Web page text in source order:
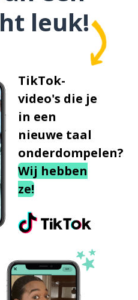
leuk!
TikTok-
video's die je
in een
nieuwe taal
onderdompelen?
Wij hebben
ze!